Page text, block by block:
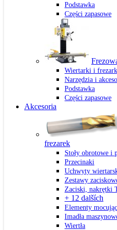
Podstawka
Części zapasowe
Wiertarki i
Narzędzia i
Podstawka
Części zapasowe
Akcesoria
frezarek
Stoły obrotowe i
Przecinaki
Uchwyty
Zestawy
Zaciski, nakrętki
+ 12 dalších
Elementy
Imadła
Wiertła